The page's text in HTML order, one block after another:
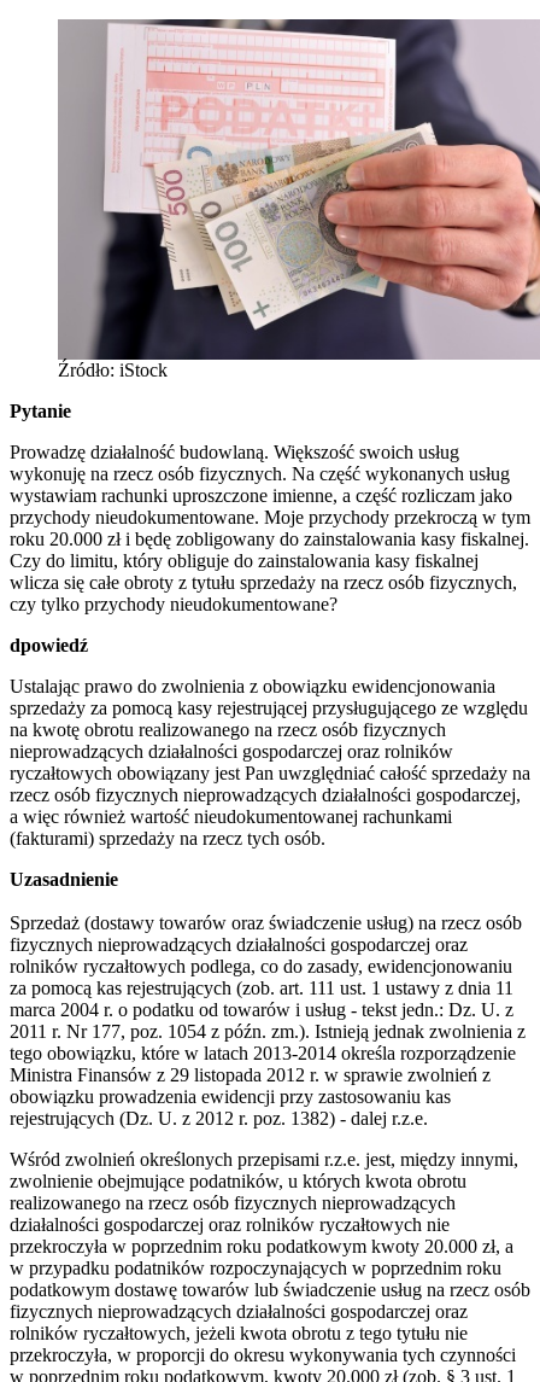
Źródło: iStock
Pytanie
Prowadzę działalność budowlaną. Większość swoich usług
wykonuję na rzecz osób fizycznych. Na część wykonanych usług
wystawiam rachunki uproszczone imienne, a część rozliczam jako
przychody nieudokumentowane. Moje przychody przekroczą w tym
roku 20.000 zł i będę zobligowany do zainstalowania kasy fiskalnej.
Czy do limitu, który obliguje do zainstalowania kasy fiskalnej
wlicza się całe obroty z tytułu sprzedaży na rzecz osób fizycznych,
czy tylko przychody nieudokumentowane?
dpowiedź
Ustalając prawo do zwolnienia z obowiązku ewidencjonowania
sprzedaży za pomocą kasy rejestrującej przysługującego ze względu
na kwotę obrotu realizowanego na rzecz osób fizycznych
nieprowadzących działalności gospodarczej oraz rolników
ryczałtowych obowiązany jest Pan uwzględniać całość sprzedaży na
rzecz osób fizycznych nieprowadzących działalności gospodarczej,
a więc również wartość nieudokumentowanej rachunkami
(fakturami) sprzedaży na rzecz tych osób.
Uzasadnienie
Sprzedaż (dostawy towarów oraz świadczenie usług) na rzecz osób
fizycznych nieprowadzących działalności gospodarczej oraz
rolników ryczałtowych podlega, co do zasady, ewidencjonowaniu
za pomocą kas rejestrujących (zob. art. 111 ust. 1 ustawy z dnia 11
marca 2004 r. o podatku od towarów i usług - tekst jedn.: Dz. U. z
2011 r. Nr 177, poz. 1054 z późn. zm.). Istnieją jednak zwolnienia z
tego obowiązku, które w latach 2013-2014 określa rozporządzenie
Ministra Finansów z 29 listopada 2012 r. w sprawie zwolnień z
obowiązku prowadzenia ewidencji przy zastosowaniu kas
rejestrujących (Dz. U. z 2012 r. poz. 1382) - dalej r.z.e.
Wśród zwolnień określonych przepisami r.z.e. jest, między innymi,
zwolnienie obejmujące podatników, u których kwota obrotu
realizowanego na rzecz osób fizycznych nieprowadzących
działalności gospodarczej oraz rolników ryczałtowych nie
przekroczyła w poprzednim roku podatkowym kwoty 20.000 zł, a
w przypadku podatników rozpoczynających w poprzednim roku
podatkowym dostawę towarów lub świadczenie usług na rzecz osób
fizycznych nieprowadzących działalności gospodarczej oraz
rolników ryczałtowych, jeżeli kwota obrotu z tego tytułu nie
przekroczyła, w proporcji do okresu wykonywania tych czynności
w poprzednim roku podatkowym, kwoty 20.000 zł (zob. § 3 ust. 1